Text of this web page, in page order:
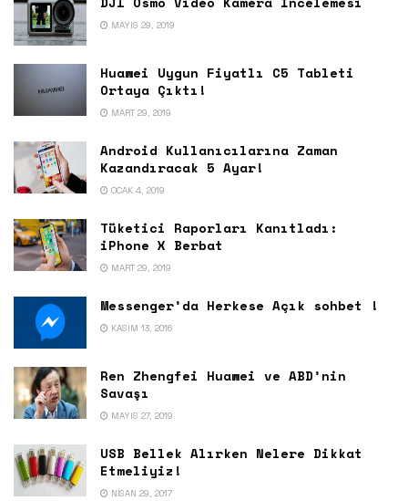
MAYIS 29, 2019
Huawei Uygun Fiyatlı C5 Tableti
Ortaya Çıktı!
MART 29, 2019
Android Kullanıcılarına Zaman
Kazandıracak 5 Ayar!
OCAK 4, 2019
Tüketici Raporları Kanıtladı:
iPhone X Berbat
MART 29, 2019
Messenger’da Herkese Açık sohbet !
KASIM 13, 2016
Ren Zhengfei Huawei ve ABD’nin
Savaşı
MAYIS 27, 2019
USB Bellek Alırken Nelere Dikkat
Etmeliyiz!
NISAN 29, 2017